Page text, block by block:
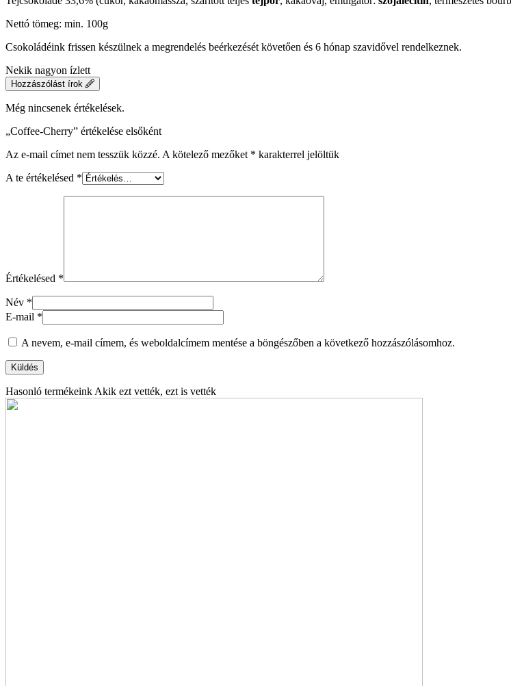
Nettó tömeg: min. 100g
Csokoládéink frissen készülnek a megrendelés beérkezését követően és 6 hónap szavidővel rendelkeznek.
Nekik nagyon ízlett
Hozzászólást írok
Még nincsenek értékelések.
„Coffee-Cherry” értékelése elsőként
Az e-mail címet nem tesszük közzé. A kötelező mezőket * karakterrel jelöltük
A te értékelésed *
Értékelésed *
Név *
E-mail *
A nevem, e-mail címem, és weboldalcímem mentése a böngészőben a következő hozzászólásomhoz.
Hasonló termékeink Akik ezt vették, ezt is vették